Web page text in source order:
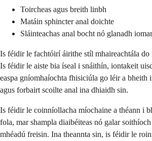
Toircheas agus breith linbh
Matáin sphincter anal doichte
Sláinteachas anal bocht nó glanadh
Is féidir le fachtóirí áirithe stíl mhaireachtála do
Is féidir le aiste bia íseal i snáithín, iontakeit
easpa gníomhaíochta fhisiciúla go léir a bheith
agus forbairt scoilte anal ina dhiaidh sin.
Is féidir le coinníollacha míochaine a théann i
fola, mar shampla diaibéiteas nó galar
mhéadú freisin. Ina theannta sin, is féidir le